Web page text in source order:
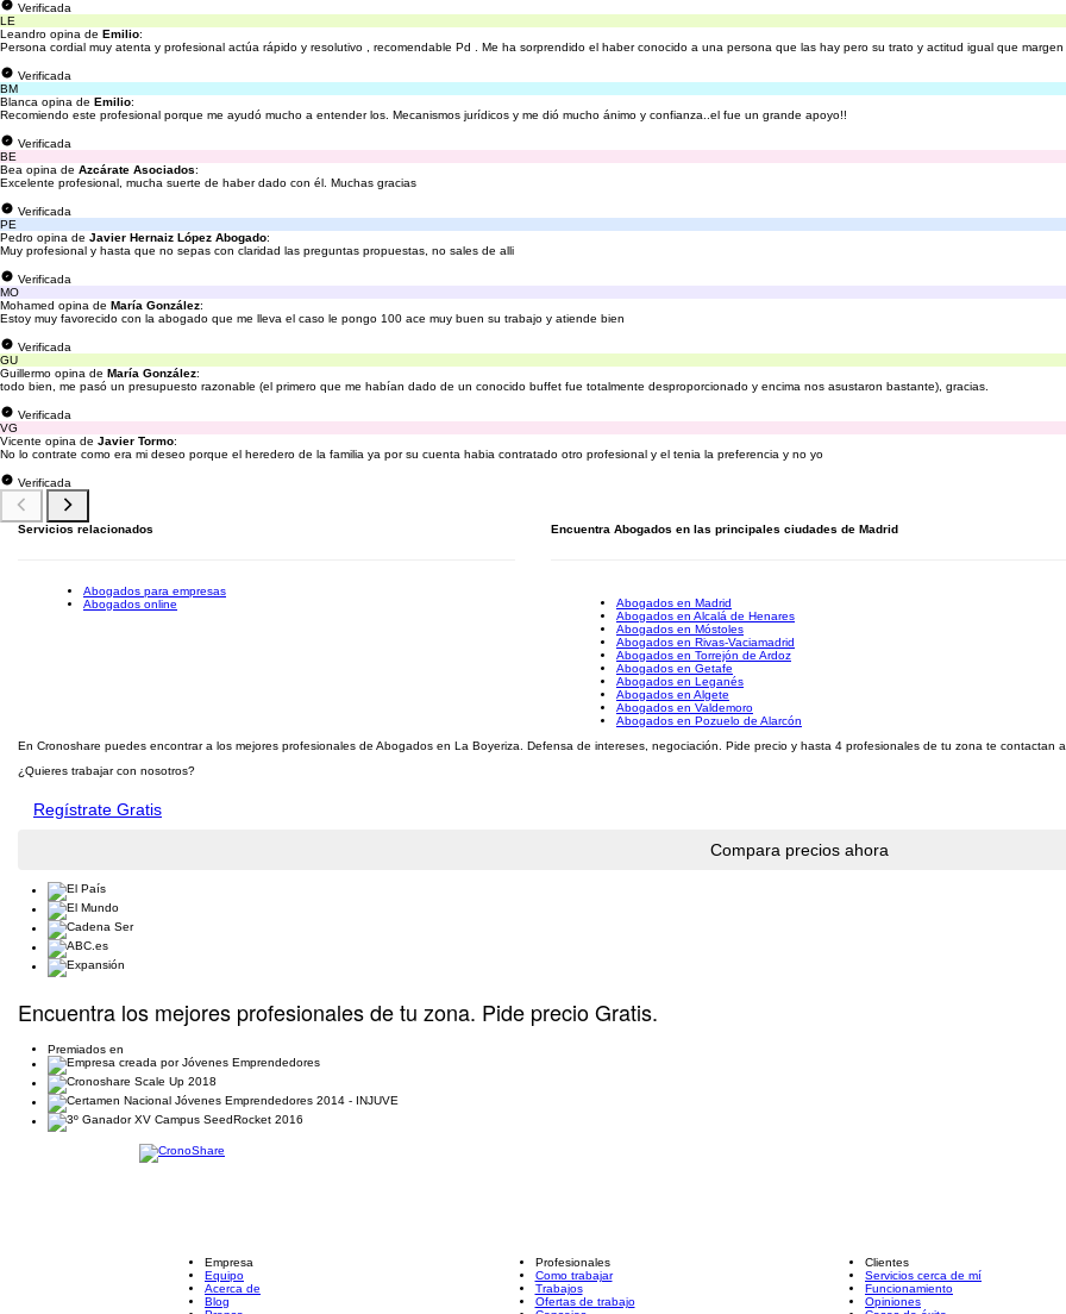
Verificada
LE
Leandro opina de Emilio:
Persona cordial muy atenta y profesional actúa rápido y resolutivo , recomendable Pd . Me ha sorprendido el haber conocido a una persona que las hay pero su trato y actitud igual que margen
Verificada
BM
Blanca opina de Emilio:
Recomiendo este profesional porque me ayudó mucho a entender los. Mecanismos jurídicos y me dió mucho ánimo y confianza..el fue un grande apoyo!!
Verificada
BE
Bea opina de Azcárate Asociados:
Excelente profesional, mucha suerte de haber dado con él. Muchas gracias
Verificada
PE
Pedro opina de Javier Hernaiz López Abogado:
Muy profesional y hasta que no sepas con claridad las preguntas propuestas, no sales de alli
Verificada
MO
Mohamed opina de María González:
Estoy muy favorecido con la abogado que me lleva el caso le pongo 100 ace muy buen su trabajo y atiende bien
Verificada
GU
Guillermo opina de María González:
todo bien, me pasó un presupuesto razonable (el primero que me habían dado de un conocido buffet fue totalmente desproporcionado y encima nos asustaron bastante), gracias.
Verificada
VG
Vicente opina de Javier Tormo:
No lo contrate como era mi deseo porque el heredero de la familia ya por su cuenta habia contratado otro profesional y el tenia la preferencia y no yo
Verificada
Servicios relacionados
Abogados para empresas
Abogados online
Encuentra Abogados en las principales ciudades de Madrid
Abogados en Madrid
Abogados en Alcalá de Henares
Abogados en Móstoles
Abogados en Rivas-Vaciamadrid
Abogados en Torrejón de Ardoz
Abogados en Getafe
Abogados en Leganés
Abogados en Algete
Abogados en Valdemoro
Abogados en Pozuelo de Alarcón
En Cronoshare puedes encontrar a los mejores profesionales de Abogados en La Boyeriza. Defensa de intereses, negociación. Pide precio y hasta 4 profesionales de tu zona te contactan
¿Quieres trabajar con nosotros?
Regístrate Gratis
Encuentra los mejores profesionales de tu zona. Pide precio Gratis.
Premiados en
Empresa
Equipo
Acerca de
Blog
Profesionales
Como trabajar
Trabajos
Ofertas de trabajo
Clientes
Servicios cerca de mí
Funcionamiento
Opiniones